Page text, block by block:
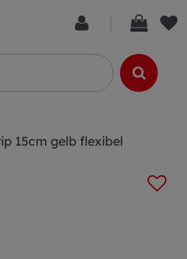
15cm gelb flexibel